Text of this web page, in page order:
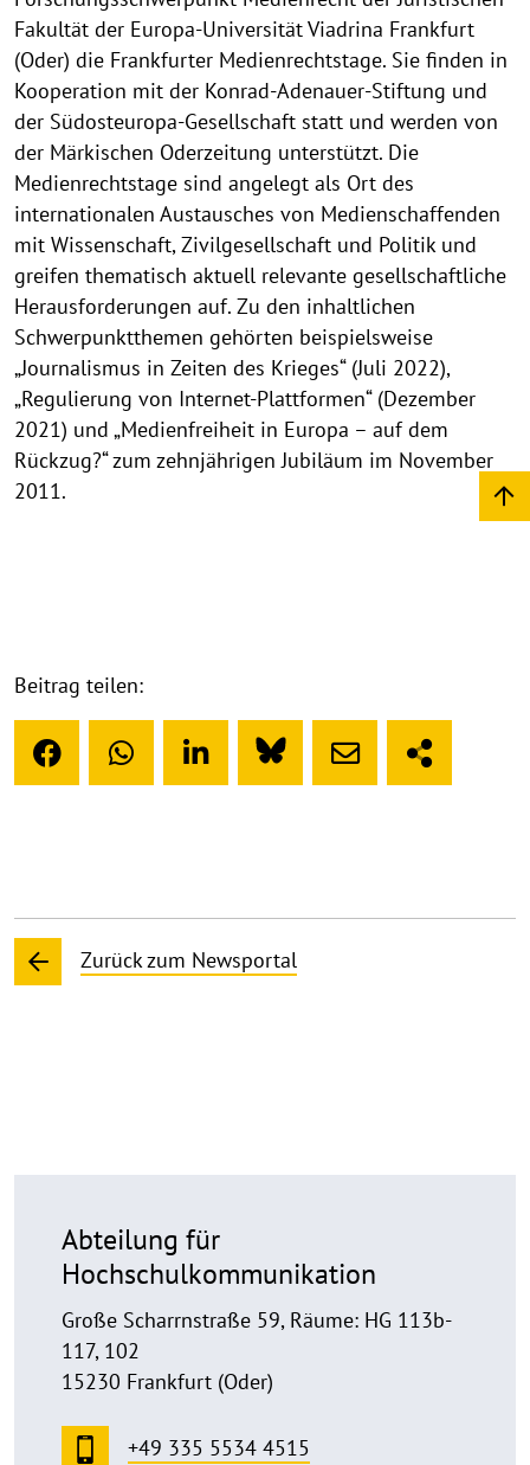
Fakultät der Europa-Universität Viadrina Frankfurt
(Oder) die Frankfurter Medienrechtstage. Sie finden in
Kooperation mit der Konrad-Adenauer-Stiftung und
der Südosteuropa-Gesellschaft statt und werden von
der Märkischen Oderzeitung unterstützt. Die
Medienrechtstage sind angelegt als Ort des
internationalen Austausches von Medienschaffenden
mit Wissenschaft, Zivilgesellschaft und Politik und
greifen thematisch aktuell relevante gesellschaftliche
Herausforderungen auf. Zu den inhaltlichen
Schwerpunktthemen gehörten beispielsweise
„Journalismus in Zeiten des Krieges“ (Juli 2022),
„Regulierung von Internet-Plattformen“ (Dezember
2021) und „Medienfreiheit in Europa – auf dem
Rückzug?“ zum zehnjährigen Jubiläum im November
2011.
Beitrag teilen:
Zurück zum Newsportal
Abteilung für
Hochschulkommunikation
Große Scharrnstraße 59, Räume: HG 113b-
117, 102
15230 Frankfurt (Oder)
+49 335 5534 4515